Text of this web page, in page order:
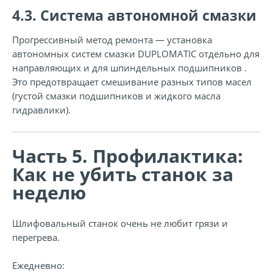
4.3. Система автономной смазки
Прогрессивный метод ремонта — установка
автономных систем смазки DUPLOMATIC отдельно для
направляющих и для шпиндельных подшипников .
Это предотвращает смешивание разных типов масел
(густой смазки подшипников и жидкого масла
гидравлики).
Часть 5. Профилактика:
Как не убить станок за
неделю
Шлифовальный станок очень не любит грязи и
перегрева.
Ежедневно: